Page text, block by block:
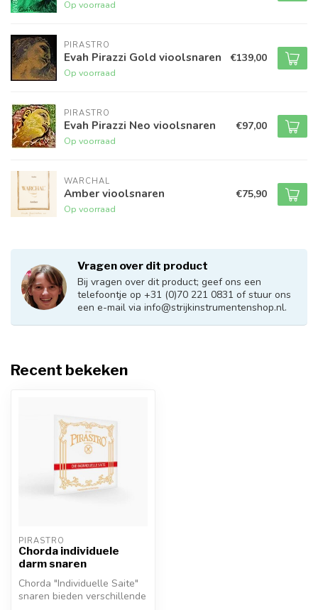
Op voorraad
PIRASTRO
Evah Pirazzi Gold vioolsnaren
Op voorraad
€139,00
PIRASTRO
Evah Pirazzi Neo vioolsnaren
Op voorraad
€97,00
WARCHAL
Amber vioolsnaren
Op voorraad
€75,90
Vragen over dit product
Bij vragen over dit product; geef ons een
telefoontje op +31 (0)70 221 0831 of stuur ons
een e-mail via info@strijkinstrumentenshop.nl.
Recent bekeken
PIRASTRO
Chorda individuele
darm snaren
Chorda "Individuelle Saite"
snaren bieden verschillende